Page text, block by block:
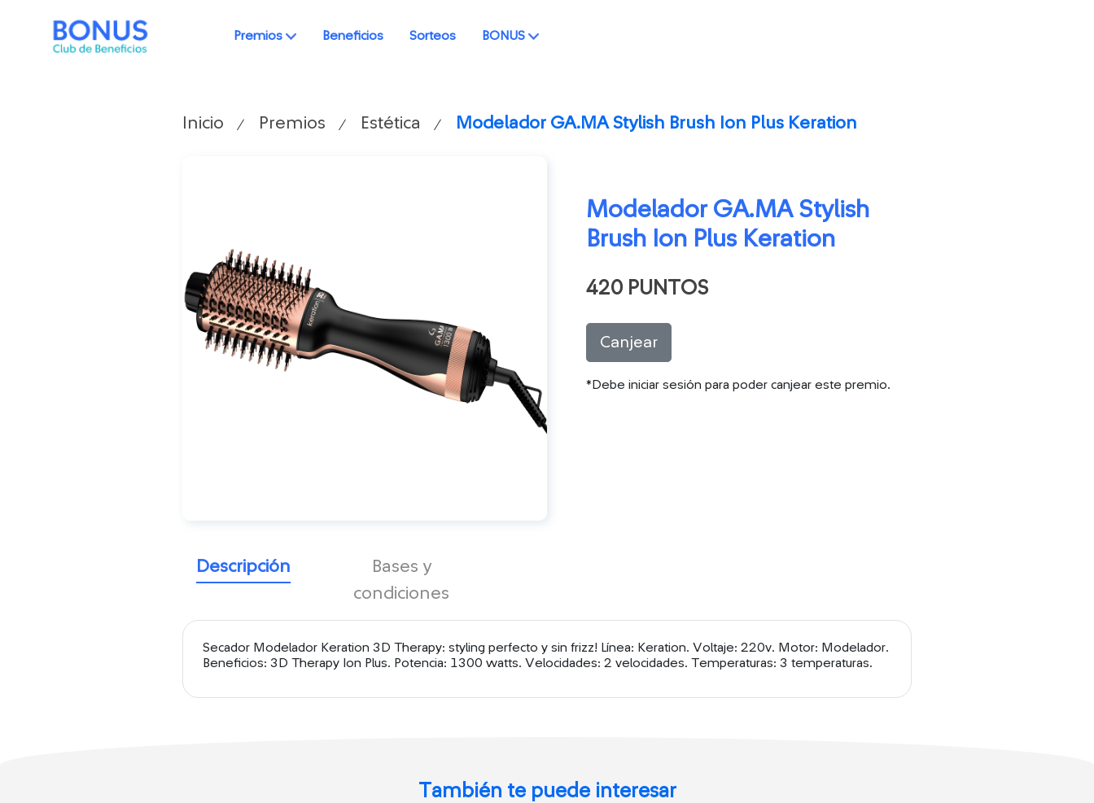
Premios Beneficios Sorteos BONUS
Inicio / Premios / Estética / Modelador GA.MA Stylish Brush Ion Plus Keration
Modelador GA.MA Stylish
Brush Ion Plus Keration
420 PUNTOS
Canjear
*Debe iniciar sesión para poder canjear este premio.
Descripción
Bases y
condiciones
Secador Modelador Keration 3D Therapy: styling perfecto y sin frizz! Línea: Keration. Voltaje: 220v. Motor: Modelador.
Beneficios: 3D Therapy Ion Plus. Potencia: 1300 watts. Velocidades: 2 velocidades. Temperaturas: 3 temperaturas.
También te puede interesar